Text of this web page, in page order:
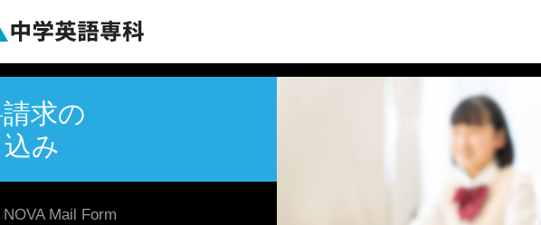
求の
み
NOVA Mail Form